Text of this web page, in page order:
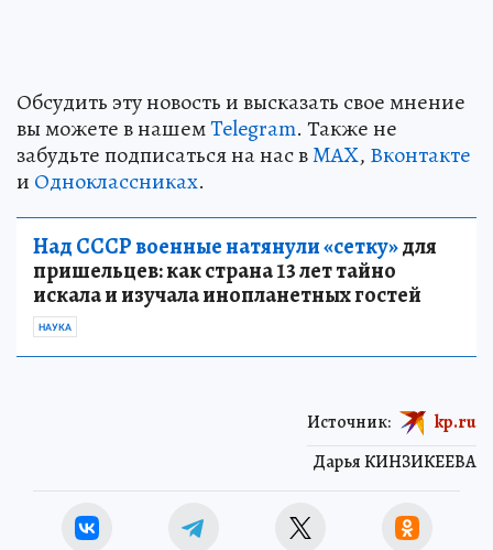
Обсудить эту новость и высказать свое мнение
вы можете в нашемTelegram. Также не
забудьте подписаться на нас вMAX, Вконтакте
и Одноклассниках.
Над СССР военные натянули «сетку»для
пришельцев: как страна 13 лет тайно
искала и изучала инопланетных гостей
НАУКА
Дарья КИНЗИКЕЕВА
Источник: kp.ru